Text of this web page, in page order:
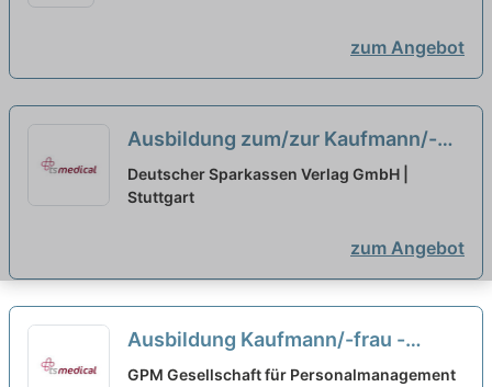
zum Angebot
Ausbildung zum/zur Kaufmann/-
frau für Büromanagement (m/w/d)
Schwerpunkt Finanzen
Deutscher Sparkassen Verlag GmbH |
Stuttgart
zum Angebot
Ausbildung Kaufmann/-frau -
Büromanagement (m/w/d) neu
GPM Gesellschaft für Personalmanagement